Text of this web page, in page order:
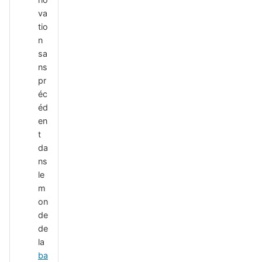
va
tio
n
sa
ns
pr
éc
éd
en
t
da
ns
le
m
on
de
de
la
ba